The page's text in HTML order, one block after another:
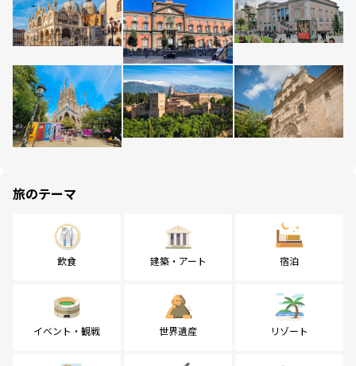
旅のテーマ
飲食 建築・アート 宿泊
イベント・観戦 世界遺産 リゾート